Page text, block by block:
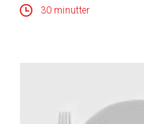
30 minutter